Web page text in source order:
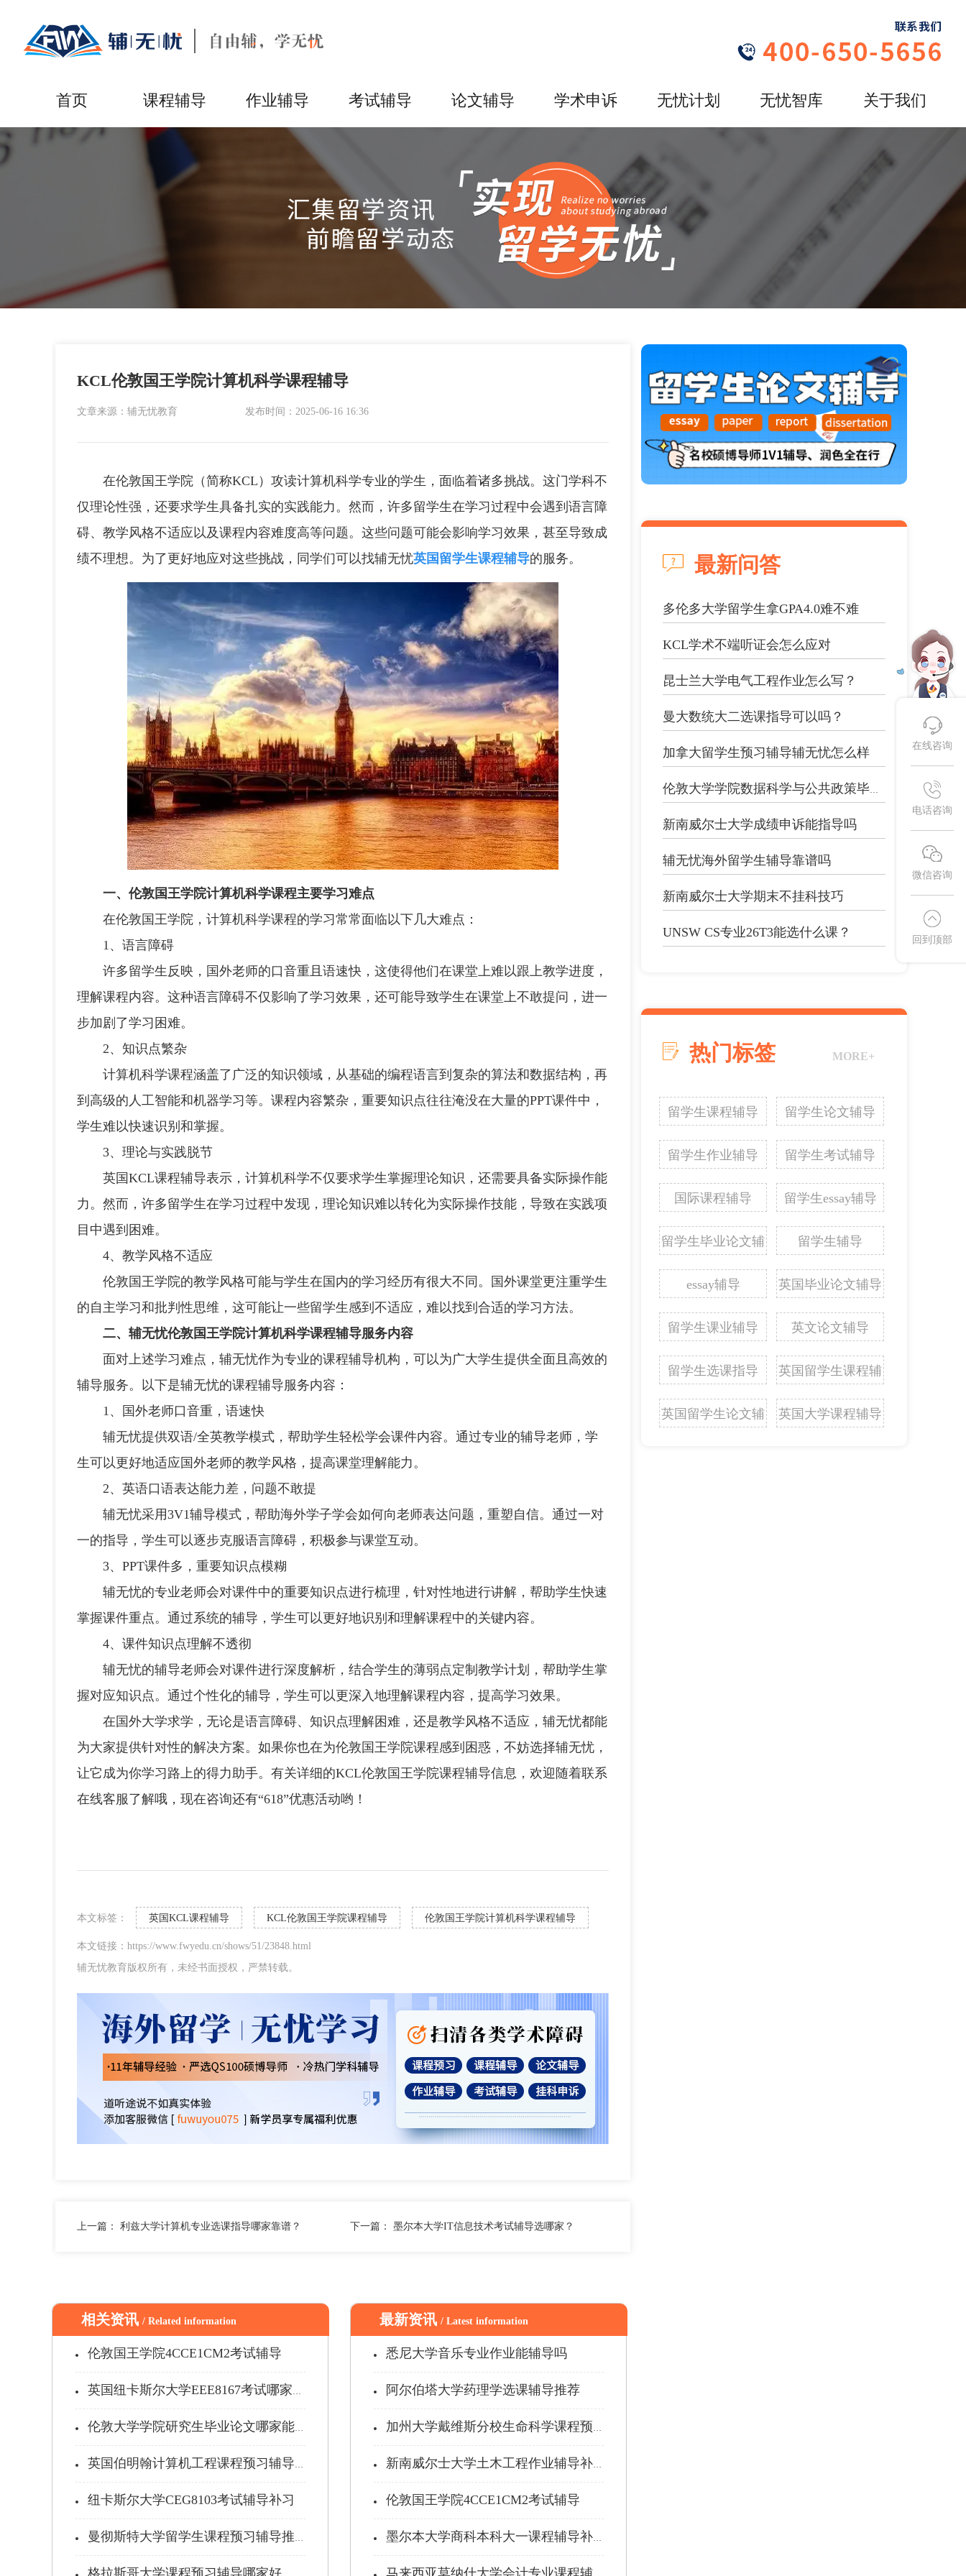
首页 课程辅导 作业辅导 考试辅导 论文辅导 学术申诉 无忧计划 无忧智库 关于我们
KCL伦敦国王学院计算机科学课程辅导
文章来源：辅无忧教育 发布时间：2025-06-16 16:36
在伦敦国王学院（简称KCL）攻读计算机科学专业的学生，面临着诸多挑战。这门学科不
仅理论性强，还要求学生具备扎实的实践能力。然而，许多留学生在学习过程中会遇到语言障
碍、教学风格不适应以及课程内容难度高等问题。这些问题可能会影响学习效果，甚至导致成
绩不理想。为了更好地应对这些挑战，同学们可以找辅无忧英国留学生课程辅导的服务。
一、伦敦国王学院计算机科学课程主要学习难点
在伦敦国王学院，计算机科学课程的学习常常面临以下几大难点：
1、语言障碍
许多留学生反映，国外老师的口音重且语速快，这使得他们在课堂上难以跟上教学进度，
理解课程内容。这种语言障碍不仅影响了学习效果，还可能导致学生在课堂上不敢提问，进一
步加剧了学习困难。
2、知识点繁杂
计算机科学课程涵盖了广泛的知识领域，从基础的编程语言到复杂的算法和数据结构，再
到高级的人工智能和机器学习等。课程内容繁杂，重要知识点往往淹没在大量的PPT课件中，
学生难以快速识别和掌握。
3、理论与实践脱节
英国KCL课程辅导表示，计算机科学不仅要求学生掌握理论知识，还需要具备实际操作能
力。然而，许多留学生在学习过程中发现，理论知识难以转化为实际操作技能，导致在实践项
目中遇到困难。
4、教学风格不适应
伦敦国王学院的教学风格可能与学生在国内的学习经历有很大不同。国外课堂更注重学生
的自主学习和批判性思维，这可能让一些留学生感到不适应，难以找到合适的学习方法。
二、辅无忧伦敦国王学院计算机科学课程辅导服务内容
面对上述学习难点，辅无忧作为专业的课程辅导机构，可以为广大学生提供全面且高效的
辅导服务。以下是辅无忧的课程辅导服务内容：
1、国外老师口音重，语速快
辅无忧提供双语/全英教学模式，帮助学生轻松学会课件内容。通过专业的辅导老师，学
生可以更好地适应国外老师的教学风格，提高课堂理解能力。
2、英语口语表达能力差，问题不敢提
辅无忧采用3V1辅导模式，帮助海外学子学会如何向老师表达问题，重塑自信。通过一对
一的指导，学生可以逐步克服语言障碍，积极参与课堂互动。
3、PPT课件多，重要知识点模糊
辅无忧的专业老师会对课件中的重要知识点进行梳理，针对性地进行讲解，帮助学生快速
掌握课件重点。通过系统的辅导，学生可以更好地识别和理解课程中的关键内容。
4、课件知识点理解不透彻
辅无忧的辅导老师会对课件进行深度解析，结合学生的薄弱点定制教学计划，帮助学生掌
握对应知识点。通过个性化的辅导，学生可以更深入地理解课程内容，提高学习效果。
在国外大学求学，无论是语言障碍、知识点理解困难，还是教学风格不适应，辅无忧都能
为大家提供针对性的解决方案。如果你也在为伦敦国王学院课程感到困惑，不妨选择辅无忧，
让它成为你学习路上的得力助手。有关详细的KCL伦敦国王学院课程辅导信息，欢迎随着联系
在线客服了解哦，现在咨询还有“618”优惠活动哟！
本文标签： 英国KCL课程辅导 KCL伦敦国王学院课程辅导 伦敦国王学院计算机科学课程辅导
本文链接：https://www.fwyedu.cn/shows/51/23848.html
辅无忧教育版权所有，未经书面授权，严禁转载。
上一篇： 利兹大学计算机专业选课指导哪家靠谱？ 下一篇： 墨尔本大学IT信息技术考试辅导选哪家？
相关资讯 / Related information
伦敦国王学院4CCE1CM2考试辅导
英国纽卡斯尔大学EEE8167考试哪家能...
伦敦大学学院研究生毕业论文哪家能辅导...
英国伯明翰计算机工程课程预习辅导推荐
纽卡斯尔大学CEG8103考试辅导补习
曼彻斯特大学留学生课程预习辅导推荐
格拉斯哥大学课程预习辅导哪家好
最新资讯 / Latest information
悉尼大学音乐专业作业能辅导吗
阿尔伯塔大学药理学选课辅导推荐
加州大学戴维斯分校生命科学课程预习辅...
新南威尔士大学土木工程作业辅导补习
伦敦国王学院4CCE1CM2考试辅导
墨尔本大学商科本科大一课程辅导补习
马来西亚莫纳什大学会计专业课程辅导补...
最新问答
多伦多大学留学生拿GPA4.0难不难
KCL学术不端听证会怎么应对
昆士兰大学电气工程作业怎么写？
曼大数统大二选课指导可以吗？
加拿大留学生预习辅导辅无忧怎么样
伦敦大学学院数据科学与公共政策毕业论...
新南威尔士大学成绩申诉能指导吗
辅无忧海外留学生辅导靠谱吗
新南威尔士大学期末不挂科技巧
UNSW CS专业26T3能选什么课？
热门标签 MORE+
留学生课程辅导 留学生论文辅导
留学生作业辅导 留学生考试辅导
国际课程辅导 留学生essay辅导
留学生毕业论文辅
导
留学生辅导
essay辅导 英国毕业论文辅导
留学生课业辅导 英文论文辅导
留学生选课指导
英国留学生课程辅
导
英国留学生论文辅
英国大学课程辅导
在线咨询
电话咨询
微信咨询
回到顶部